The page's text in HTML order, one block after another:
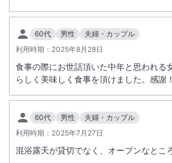
60代 男性
夫婦・カップル
利用時期： 2025年8月28日
食事の際にお世話頂いた中年と思われる
らしく美味しく食事を頂けました。感謝！
60代 男性
夫婦・カップル
利用時期： 2025年7月27日
混浴露天が貸切でなく、オープンなとこ